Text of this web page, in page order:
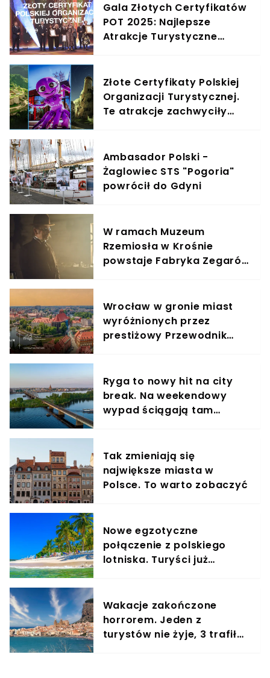
Gala Złotych Certyfikatów
POT 2025: Najlepsze
Atrakcje Turystyczne
Złote Certyfikaty Polskiej
Organizacji Turystycznej.
Te atrakcje zachwyciły
Ambasador Polski -
Żaglowiec STS "Pogoria"
powrócił do Gdyni
W ramach Muzeum
Rzemiosła w Krośnie
powstaje Fabryka Zegarów
Wrocław w gronie miast
wyróżnionych przez
prestiżowy Przewodnik
Ryga to nowy hit na city
break. Na weekendowy
wypad ściągają tam
Tak zmieniają się
największe miasta w
Polsce. To warto zobaczyć
Nowe egzotyczne
połączenie z polskiego
lotniska. Turyści już
Wakacje zakończone
horrorem. Jeden z
turystów nie żyje, 3 trafiło